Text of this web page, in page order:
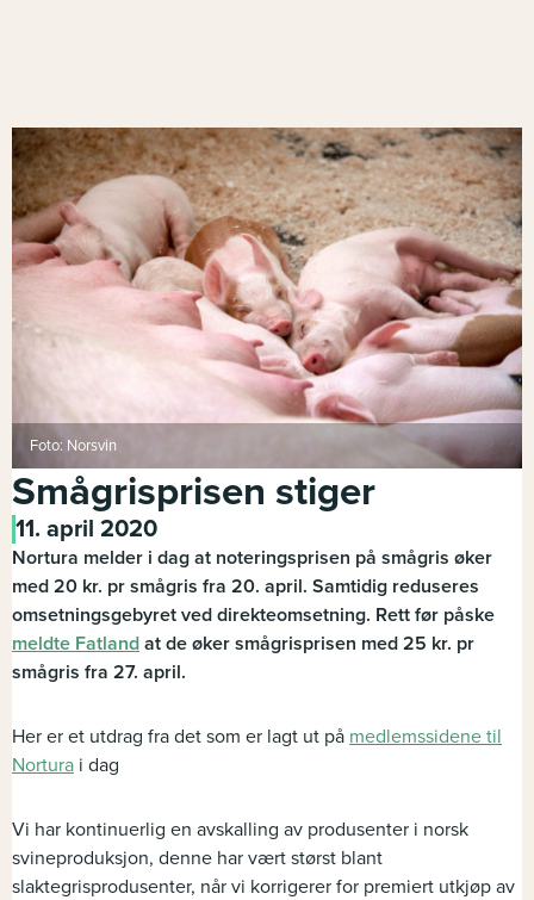
Foto: Norsvin
Smågrisprisen stiger
11. april 2020
Nortura melder i dag at noteringsprisen på smågris øker
med 20 kr. pr smågris fra 20. april. Samtidig reduseres
omsetningsgebyret ved direkteomsetning. Rett før påske
meldte Fatland at de øker smågrisprisen med 25 kr. pr
smågris fra 27. april.
Her er et utdrag fra det som er lagt ut på medlemssidene til
Nortura i dag
Vi har kontinuerlig en avskalling av produsenter i norsk
svineproduksjon, denne har vært størst blant
slaktegrisprodusenter, når vi korrigerer for premiert utkjøp av